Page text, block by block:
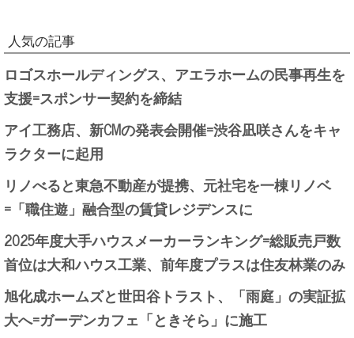
人気の記事
ロゴスホールディングス、アエラホームの民事再生を
支援=スポンサー契約を締結
アイ工務店、新CMの発表会開催=渋谷凪咲さんをキャ
ラクターに起用
リノべると東急不動産が提携、元社宅を一棟リノベ
=「職住遊」融合型の賃貸レジデンスに
2025年度大手ハウスメーカーランキング=総販売戸数
首位は大和ハウス工業、前年度プラスは住友林業のみ
旭化成ホームズと世田谷トラスト、「雨庭」の実証拡
大へ=ガーデンカフェ「ときそら」に施工